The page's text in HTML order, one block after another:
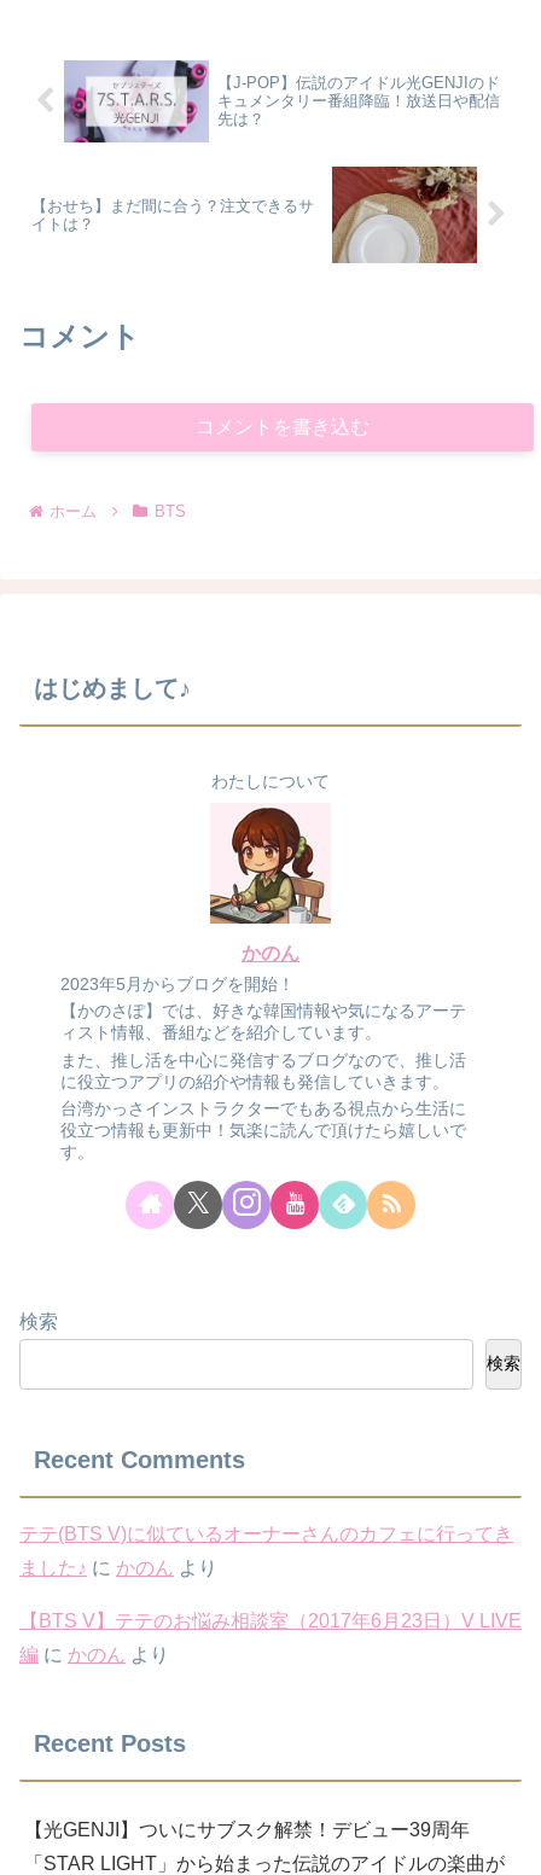
【J-POP】伝説のアイドル光GENJIのド
キュメンタリー番組降臨！放送日や配信
先は？
【おせち】まだ間に合う？注文できるサ
イトは？
コメント
コメントを書き込む
ホーム BTS
はじめまして♪
わたしについて
かのん
2023年5月からブログを開始！
【かのさぽ】では、好きな韓国情報や気になるアーテ
ィスト情報、番組などを紹介しています。
また、推し活を中心に発信するブログなので、推し活
に役立つアプリの紹介や情報も発信していきます。
台湾かっさインストラクターでもある視点から生活に
役立つ情報も更新中！気楽に読んで頂けたら嬉しいで
す。
検索
検索
Recent Comments
テテ(BTS V)に似ているオーナーさんのカフェに行ってき
ました♪ に かのん より
【BTS V】テテのお悩み相談室（2017年6月23日）V LIVE
編 に かのん より
Recent Posts
【光GENJI】ついにサブスク解禁！デビュー39周年
「STAR LIGHT」から始まった伝説のアイドルの楽曲が